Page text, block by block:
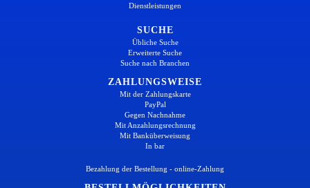
Dienstleistungen
SUCHE
Übliche Suche
Erweiterte Suche
Suche nach Branchen
ZAHLUNGSWEISE
Mit der Zahlungskarte
PayPal
Gegen Nachnahme
Mit Anzahlungsrechnung
Mit Banküberweisung
In bar
Bezahlung der Bestellung - online-Zahlung